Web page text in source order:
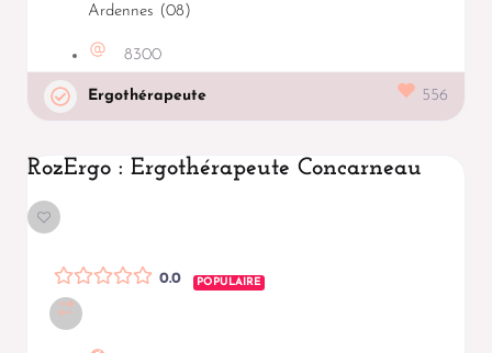
Ardennes (08)
8300
Ergothérapeute 556
RozErgo : Ergothérapeute Concarneau
0.0 POPULAIRE